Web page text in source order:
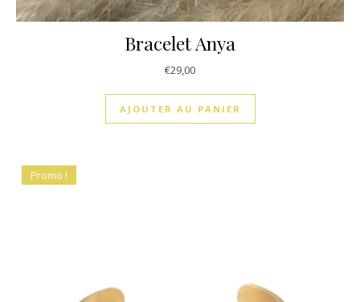
Bracelet Anya
€29,00
AJOUTER AU PANIER
Promo !